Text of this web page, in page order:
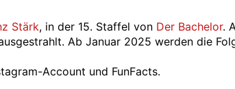
Stärk, in der 15. Staffel von Der Bachelor.
Ab Januar 2025 werden die
Account und FunFacts.